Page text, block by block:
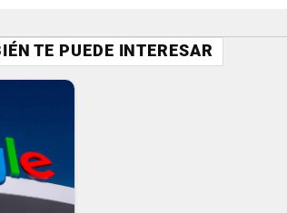
TE PUEDE INTERESAR